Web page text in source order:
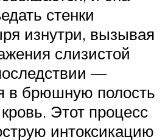
стенки
изнутри, вызывая
слизистой
—
в брюшную полость
Этот процесс
интоксикацию